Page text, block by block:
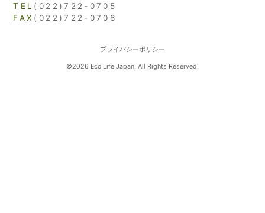
TEL (022)722-0705
FAX (022)722-0706
プライバシーポリシー
©2026 Eco Life Japan. All Rights Reserved.